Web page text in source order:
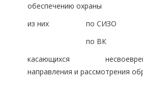
обеспечению охраны
из них по СИЗО
по ВК
касающихся
направления и рассмотрения